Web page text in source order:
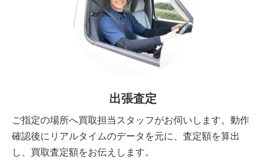
出張査定
ご指定の場所へ買取担当スタッフがお伺いします。動作
確認後にリアルタイムのデータを元に、査定額を算出
し、買取査定額をお伝えします。